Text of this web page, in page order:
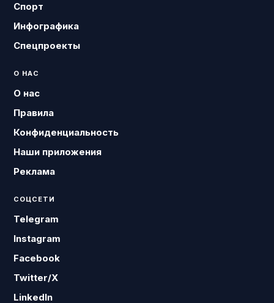
Спорт
Инфографика
Спецпроекты
О НАС
О нас
Правила
Конфиденциальность
Наши приложения
Реклама
СОЦСЕТИ
Telegram
Instagram
Facebook
Twitter/X
LinkedIn